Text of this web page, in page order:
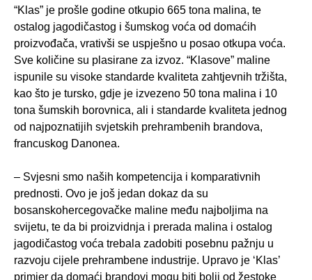
“Klas” je prošle godine otkupio 665 tona malina, te
ostalog jagodičastog i šumskog voća od domaćih
proizvođača, vrativši se uspješno u posao otkupa voća.
Sve količine su plasirane za izvoz. “Klasove” maline
ispunile su visoke standarde kvaliteta zahtjevnih tržišta,
kao što je tursko, gdje je izvezeno 50 tona malina i 10
tona šumskih borovnica, ali i standarde kvaliteta jednog
od najpoznatijih svjetskih prehrambenih brandova,
francuskog Danonea.
– Svjesni smo naših kompetencija i komparativnih
prednosti. Ovo je još jedan dokaz da su
bosanskohercegovačke maline među najboljima na
svijetu, te da bi proizvidnja i prerada malina i ostalog
jagodičastog voća trebala zadobiti posebnu pažnju u
razvoju cijele prehrambene industrije. Upravo je ‘Klas’
primjer da domaći brandovi mogu biti bolji od žestoke